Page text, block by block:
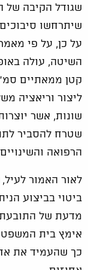
שגודל הקיבה של
שיתרחשו
על כן, על פי
השיטה, עולה
קטן ממאתיים
ליצור וריאציה
שונות, אשר
שטרח להסביר
הרפואה
לאור האמור
ביטוי בביצוע
מדעת של התובעת
אימץ בית
כך שהעמיד את